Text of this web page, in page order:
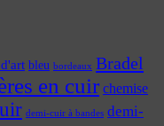
bleu bordeaux Bradel
en cuir chemise
demi-cuir à bandes demi-